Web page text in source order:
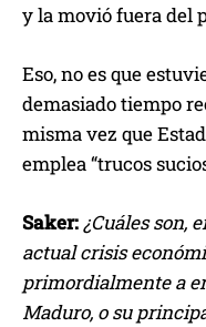
y la movió fuera del
Eso, no es que
demasiado tiempo
misma vez que
emplea “trucos
Saker:¿Cuáles son,
actual crisis
primordialmente a
Maduro, o su